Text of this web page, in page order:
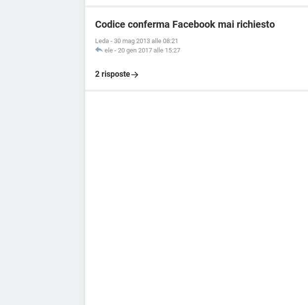
Codice conferma Facebook mai richiesto
Leda - 30 mag 2013 alle 08:21
ele - 20 gen 2017 alle 15:27
2 risposte